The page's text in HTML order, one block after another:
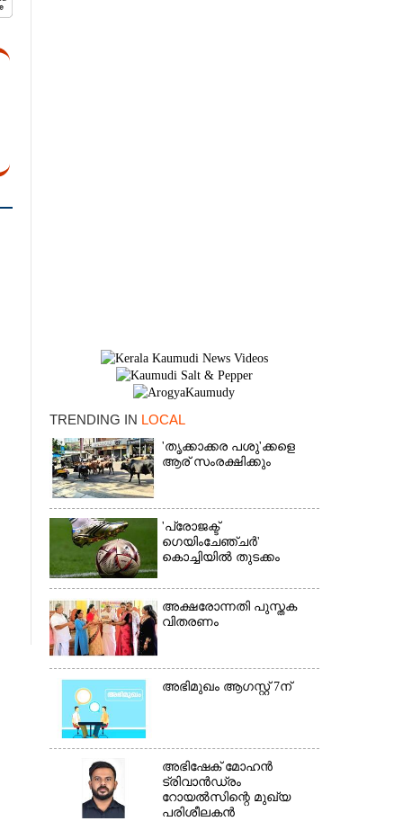
TRENDING IN LOCAL
'തൃക്കാക്കര പശു'ക്കളെ
ആര് സംരക്ഷിക്കും
'പ്രോജക്ട്
ഗെയിംചേഞ്ചർ'
കൊച്ചിയിൽ തുടക്കം
അക്ഷരോന്നതി പുസ്തക
വിതരണം
അഭിമുഖം ആഗസ്റ്റ് 7ന്
അഭിഷേക് മോഹൻ
ട്രിവാൻഡ്രം
റോയൽസിന്റെ മുഖ്യ
പരിശീലകൻ
×